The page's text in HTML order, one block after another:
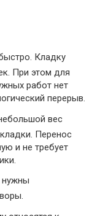
Кладку
При этом для
работ нет
перерыв.
вес
Перенос
и не требует
нужны